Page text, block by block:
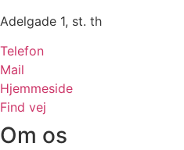
Adelgade 1, st. th
Telefon
Mail
Hjemmeside
Find vej
Om os